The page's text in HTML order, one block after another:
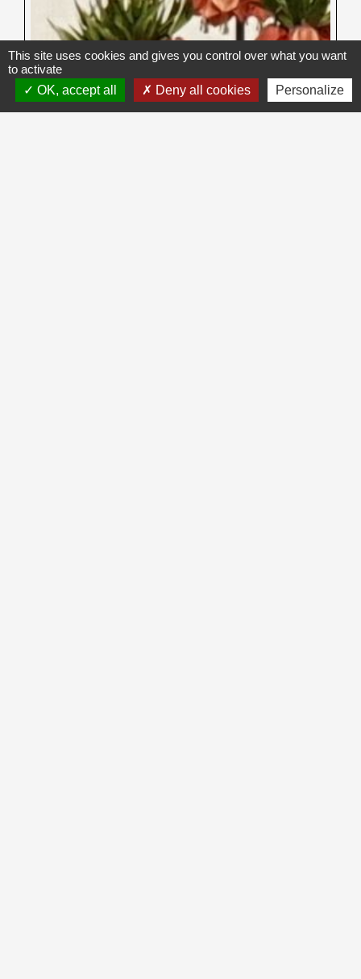
This site uses cookies and gives you control over what you want
to activate
OK, accept all
Deny all cookies Personalize